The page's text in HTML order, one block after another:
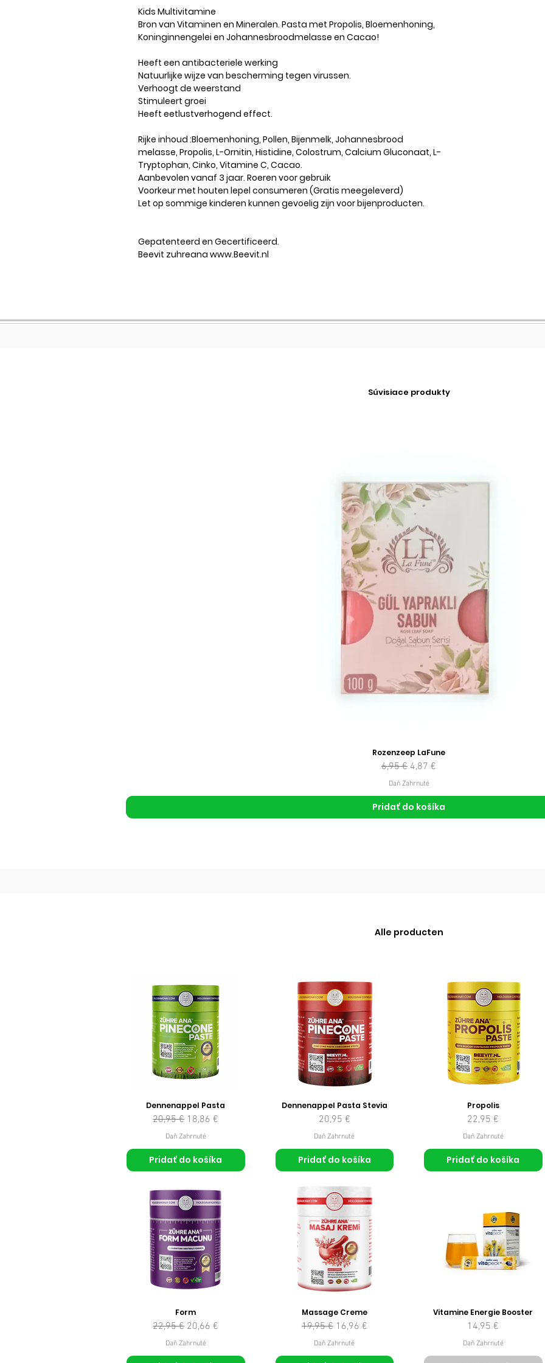
Kids Multivitamine
Bron van Vitaminen en Mineralen. Pasta met Propolis, Bloemenhoning,
Koninginnengelei en Johannesbroodmelasse en Cacao!
Heeft een antibacteriele werking
Natuurlijke wijze van bescherming tegen virussen.
Verhoogt de weerstand
Stimuleert groei
Heeft eetlustverhogend effect.
Rijke inhoud :Bloemenhoning, Pollen, Bijenmelk, Johannesbrood
melasse, Propolis, L-Ornitin, Histidine, Colostrum, Calcium Gluconaat, L-
Tryptophan, Cinko, Vitamine C, Cacao.
Aanbevolen vanaf 3 jaar. Roeren voor gebruik
Voorkeur met houten lepel consumeren (Gratis meegeleverd)
Let op sommige kinderen kunnen gevoelig zijn voor bijenproducten.
Gepatenteerd en Gecertificeerd.
Beevit zuhreana www.Beevit.nl
Súvisiace produkty
Rozenzeep LaFune
Normálna cena
6,95 € Zľavnená cena
4,87 €
Daň Zahrnuté
Pridať do košíka
Alle producten
Dennenappel Pasta
Normálna cena
20,95 € Zľavnená cena
18,86 €
Daň Zahrnuté
Pridať do košíka
Dennenappel Pasta Stevia
Cena
20,95 €
Daň Zahrnuté
Pridať do košíka
Propolis
Cena
22,95 €
Daň Zahrnuté
Pridať do košíka
Form
Normálna cena
22,95 € Zľavnená cena
20,66 €
Daň Zahrnuté
Massage Creme
Normálna cena
19,95 € Zľavnená cena
16,96 €
Daň Zahrnuté
Vitamine Energie Booster
Cena
14,95 €
Daň Zahrnuté